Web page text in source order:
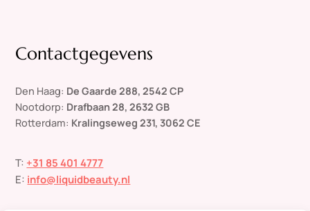
Contactgegevens
Den Haag: De Gaarde 288, 2542 CP
Nootdorp: Drafbaan 28, 2632 GB
Rotterdam: Kralingseweg 231, 3062 CE
T: +31 85 401 4777
E: info@liquidbeauty.nl